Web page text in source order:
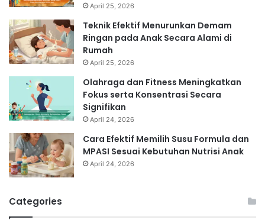
April 25, 2026
Teknik Efektif Menurunkan Demam
Ringan pada Anak Secara Alami di
Rumah
April 25, 2026
Olahraga dan Fitness Meningkatkan
Fokus serta Konsentrasi Secara
Signifikan
April 24, 2026
Cara Efektif Memilih Susu Formula dan
MPASI Sesuai Kebutuhan Nutrisi Anak
April 24, 2026
Categories